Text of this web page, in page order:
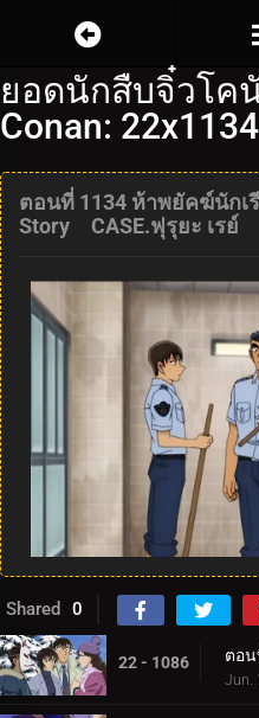
ยอดนักสืบจิ๋วโค
Conan: 22x1134
ตอนที่ 1134 ห้าพยัคฆ์นักเ
Story CASE.ฟุรุยะ เรย์
Shared 0
22 - 1086
Jun.